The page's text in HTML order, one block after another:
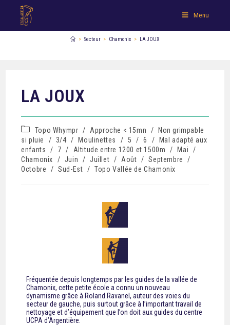
Menu
> Secteur > Chamonix > LA JOUX
LA JOUX
Topo Whympr / Approche < 15mn /
Non grimpable
si pluie
/ 3/4 / Moulinettes / 5 / 6 /
Mal adapté aux
enfants
/ 7 / Altitude entre 1200 et 1500m / Mai
/
Chamonix
/ Juin / Juillet / Août / Septembre
/
Octobre
/ Sud-Est / Topo Vallée de Chamonix
Fréquentée depuis longtemps par les guides de la vallée de
Chamonix, cette petite école a connu un nouveau
dynamisme grâce à Roland Ravanel, auteur des voies du
secteur de gauche, puis surtout grâce à l’important travail de
nettoyage et d’équipement que l’on doit aux guides du centre
UCPA d’Argentière.